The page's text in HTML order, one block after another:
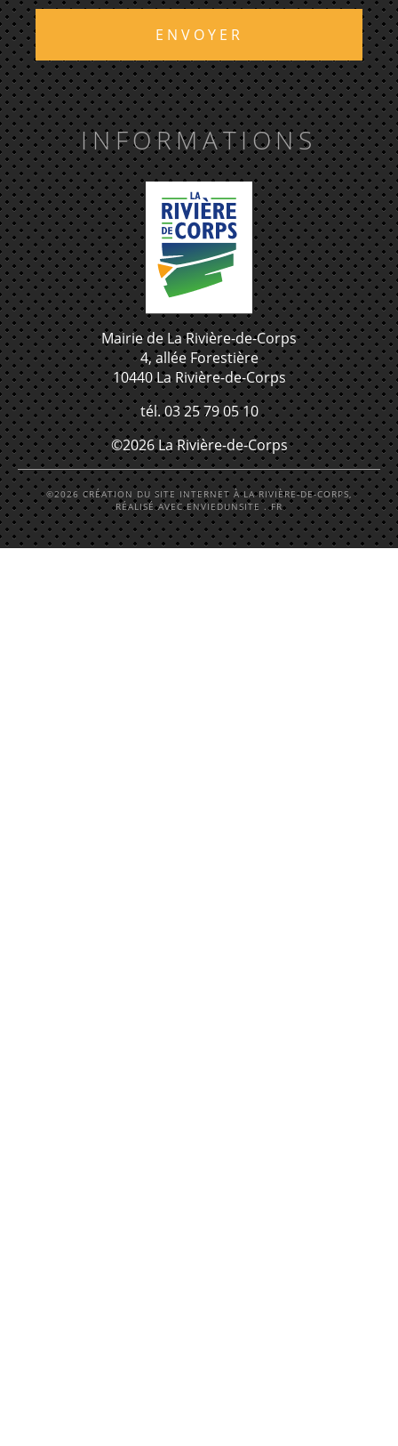
ENVOYER
INFORMATIONS
Mairie de La Rivière-de-Corps
4, allée Forestière
10440 La Rivière-de-Corps
tél. 03 25 79 05 10
©2026 La Rivière-de-Corps
©2026 CRÉATION DU SITE INTERNET À LA RIVIÈRE-DE-CORPS,
RÉALISÉ AVEC ENVIEDUNSITE . FR